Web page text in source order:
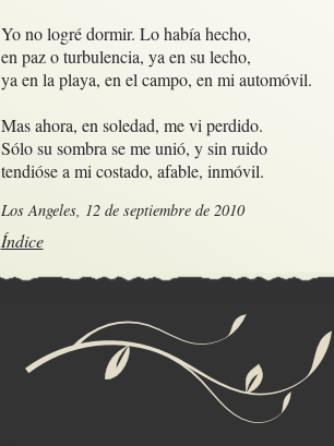
Yo no logré dormir. Lo había hecho,
en paz o turbulencia, ya en su lecho,
ya en la playa, en el campo, en mi automóvil.
Mas ahora, en soledad, me vi perdido.
Sólo su sombra se me unió, y sin ruido
tendióse a mi costado, afable, inmóvil.
Los Angeles, 12 de septiembre de 2010
Índice